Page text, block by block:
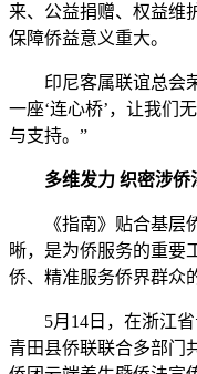
来、公益捐赠、权益维
保障侨益意义重大。
印尼客属联谊总会荣
一座‘连心桥’，让我们
与支持。”
多维发力 织密涉侨
《指南》贴合基层侨
晰，是为侨服务的重要
侨、精准服务侨界群众
5月14日，在浙江省
青田县侨联联合多部门